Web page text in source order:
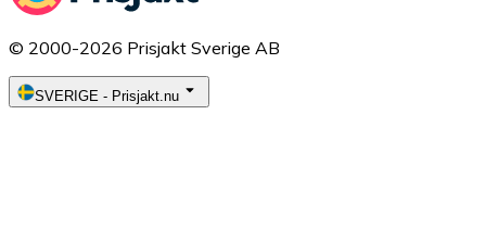
© 2000-2026 Prisjakt Sverige AB
SVERIGE - Prisjakt.nu